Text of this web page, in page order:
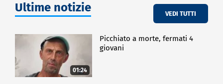
Ultime notizie VEDI TUTTI
01:24
Picchiato a morte, fermati 4
giovani